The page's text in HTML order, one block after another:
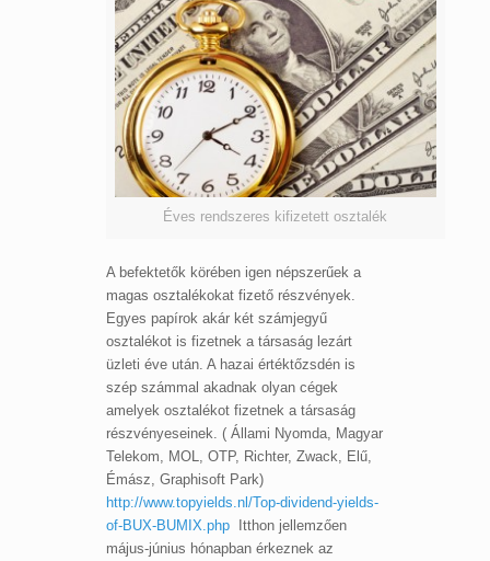
Éves rendszeres kifizetett osztalék
A befektetők körében igen népszerűek a
magas osztalékokat fizető részvények.
Egyes papírok akár két számjegyű
osztalékot is fizetnek a társaság lezárt
üzleti éve után. A hazai értéktőzsdén is
szép számmal akadnak olyan cégek
amelyek osztalékot fizetnek a társaság
részvényeseinek. ( Állami Nyomda, Magyar
Telekom, MOL, OTP, Richter, Zwack, Elű,
Émász, Graphisoft Park)
http://www.topyields.nl/Top-dividend-yields-
of-BUX-BUMIX.phpItthon jellemzően
május-június hónapban érkeznek az